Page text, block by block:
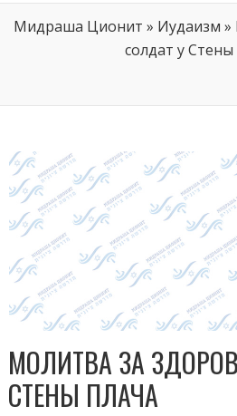
Мидраша Ционит » Иудаизм »
солдат у
МОЛИТВА ЗА
СТЕНЫ ПЛАЧА